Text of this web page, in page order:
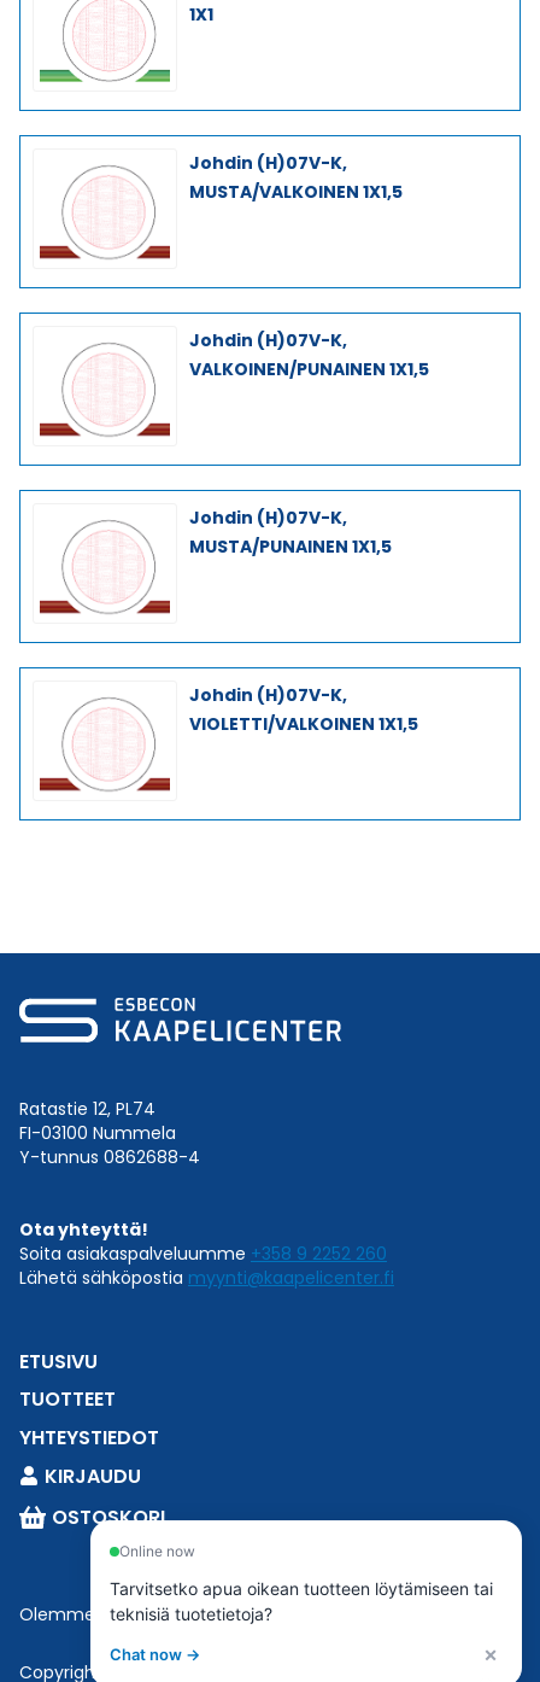
1X1
Johdin (H)07V-K,
MUSTA/VALKOINEN 1X1,5
Johdin (H)07V-K,
VALKOINEN/PUNAINEN 1X1,5
Johdin (H)07V-K,
MUSTA/PUNAINEN 1X1,5
Johdin (H)07V-K,
VIOLETTI/VALKOINEN 1X1,5
Ratastie 12, PL74
FI-03100 Nummela
Y-tunnus 0862688-4
Ota yhteyttä!
Soita asiakaspalveluumme +358 9 2252 260
Lähetä sähköpostia myynti@kaapelicenter.fi
ETUSIVU
TUOTTEET
YHTEYSTIEDOT
KIRJAUDU
OSTOSKORI
Olemme osaEsbeconia.
Copyright © 2023 Esbecon | All Rights Reserved
Online now
Tarvitsetko apua oikean tuotteen löytämiseen tai
teknisiä tuotetietoja?
Chat now → ×